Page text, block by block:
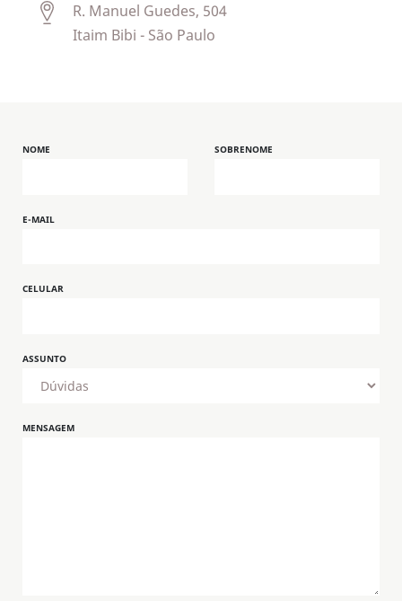
R. Manuel Guedes, 504
Itaim Bibi - São Paulo
NOME SOBRENOME
E-MAIL
CELULAR
ASSUNTO
MENSAGEM